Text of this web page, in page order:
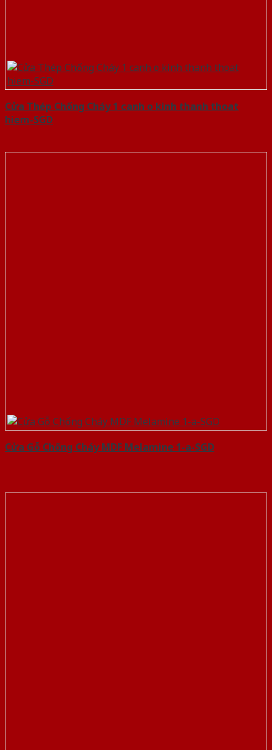
Cửa Thép Chống Cháy 1 canh o kinh thanh thoat
hiem-SGD
Cửa Gỗ Chống Cháy MDF Melamine 1-a-SGD